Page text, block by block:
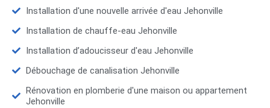
Installation d'une nouvelle arrivée d'eau Jehonville
Installation de chauffe-eau Jehonville
Installation d’adoucisseur d'eau Jehonville
Débouchage de canalisation Jehonville
Rénovation en plomberie d'une maison ou appartement
Jehonville